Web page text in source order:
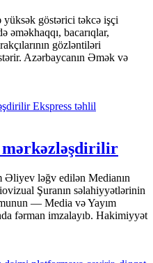
göstərici təkcə işçi
əməkhaqqı, bacarıqlar,
gözləntiləri
Azərbaycanın Əmək və
Ekspress təhlil
Əliyev ləğv edilən Medianın
Şuranın səlahiyyətlərinin
— Media və Yayım
fərman imzalayıb. Hakimiyyət